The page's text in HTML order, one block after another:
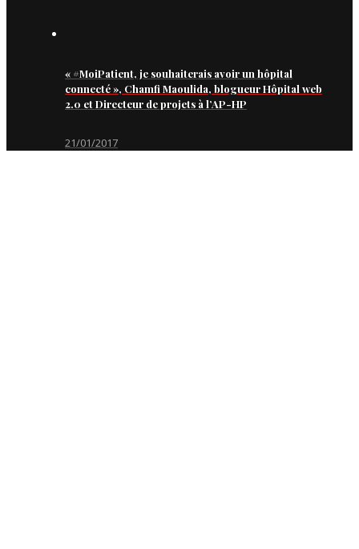
« #MoiPatient, je souhaiterais avoir un hôpital
connecté », Chamfi Maoulida, blogueur Hôpital web
2.0 et Directeur de projets à l’AP-HP
21/01/2017